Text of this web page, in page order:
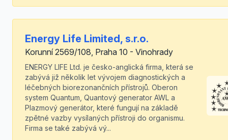
Energy Life Limited, s.r.o.
Korunní 2569/108, Praha 10 - Vinohrady
ENERGY LIFE Ltd. je česko-anglická firma, která se
zabývá již několik let vývojem diagnostických a
léčebných biorezonančních přístrojů. Oberon
system Quantum, Quantový generator AWL a
Plazmový generátor, které fungují na základě
zpětné vazby vysílaných přístroji do organismu.
Firma se také zabývá vý...